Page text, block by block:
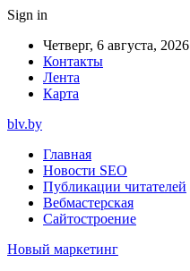
Sign in
Четверг, 6 августа, 2026
Контакты
Лента
Карта
blv.by
Главная
Новости SEO
Публикации читателей
Вебмастерская
Сайтостроение
Новый маркетинг